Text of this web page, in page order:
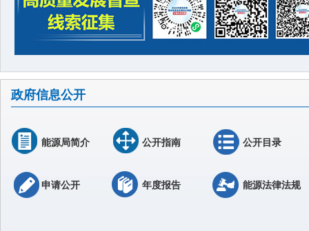
政府信息公开
能源局简介 公开指南 公开目录
申请公开 年度报告 能源法律法规